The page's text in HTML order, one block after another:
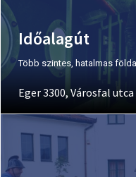
Időalagút
Több szintes, hatalmas
Eger 3300, Városfal utca